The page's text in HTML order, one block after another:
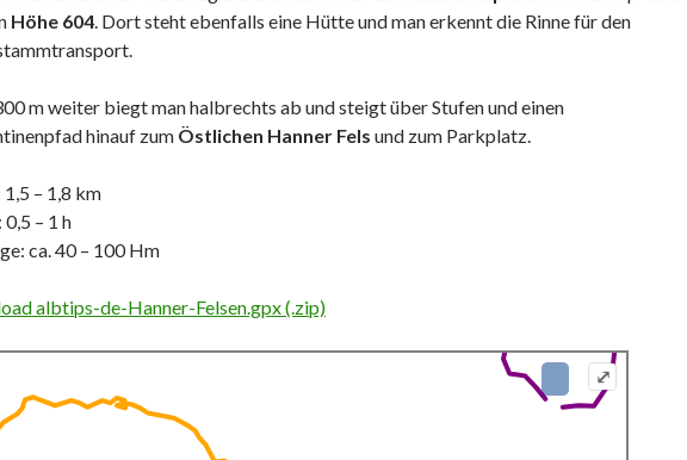
Höhe 604. Dort steht ebenfalls eine Hütte und man erkennt die Rinne für den
m weiter biegt man halbrechts ab und steigt über Stufen und einen
hinauf zum Östlichen Hanner Fels und zum Parkplatz.
1,5 – 1,8 km
0,5 – 1 h
ca. 40 – 100 Hm
albtips-de-Hanner-Felsen.gpx (.zip)
⤢